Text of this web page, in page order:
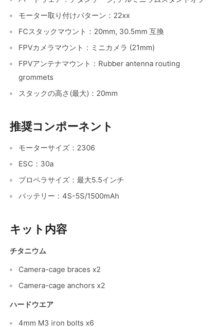
モーター取り付けパターン：22xx
FCスタックマウント：20mm, 30.5mm 互換
FPVカメラマウント：ミニカメラ (21mm)
FPVアンテナマウント：Rubber antenna routing
grommets
スタックの高さ(最大)：20mm
推奨コンポーネント
モーターサイズ：2306
ESC：30a
プロペラサイズ：最大5.5インチ
バッテリー：4S-5S/1500mAh
キット内容
チタニウム
Camera-cage braces x2
Camera-cage anchors x2
ハードウエア
4mm M3 iron bolts x6